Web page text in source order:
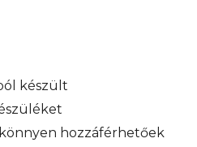
készült
hozzáférhetőek